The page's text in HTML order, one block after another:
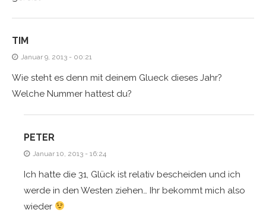
TIM
Januar 9, 2013 - 00:21
Wie steht es denn mit deinem Glueck dieses Jahr?
Welche Nummer hattest du?
PETER
Januar 10, 2013 - 16:24
Ich hatte die 31, Glück ist relativ bescheiden und ich
werde in den Westen ziehen… Ihr bekommt mich also
wieder